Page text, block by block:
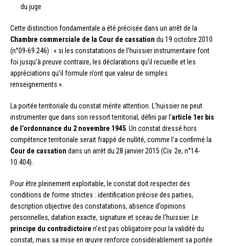
du juge
Cette distinction fondamentale a été précisée dans un arrêt de la
Chambre commerciale de la Cour de cassation du 19 octobre 2010
(n°09-69.246) : « si les constatations de l’huissier instrumentaire font
foi jusqu’à preuve contraire, les déclarations qu’il recueille et les
appréciations qu’il formule n’ont que valeur de simples
renseignements ».
La portée territoriale du constat mérite attention. L’huissier ne peut
instrumenter que dans son ressort territorial, défini par l’article 1er bis
de l’ordonnance du 2 novembre 1945 . Un constat dressé hors
compétence territoriale serait frappé de nullité, comme l’a confirmé la
Cour de cassation dans un arrêt du 28 janvier 2015 (Civ. 2e, n°14-
10.404).
Pour être pleinement exploitable, le constat doit respecter des
conditions de forme strictes : identification précise des parties,
description objective des constatations, absence d’opinions
personnelles, datation exacte, signature et sceau de l’huissier. Le
principe du contradictoire n’est pas obligatoire pour la validité du
constat, mais sa mise en œuvre renforce considérablement sa portée